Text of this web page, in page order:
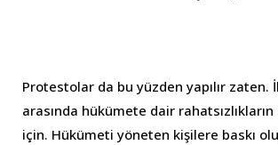
Protestolar da bu yüzden yapılır zaten.
arasında hükümete dair
için. Hükümeti yöneten kişilere baskı